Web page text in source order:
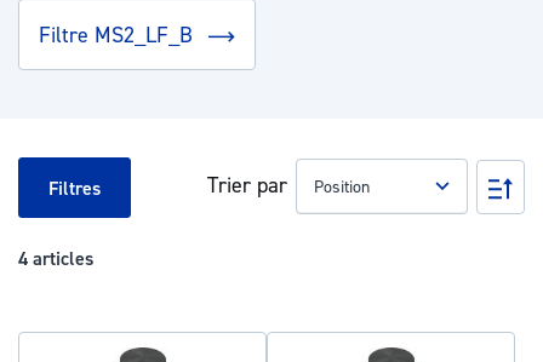
Filtre MS2_LF_B
4 articles
Trier par
Par
Filtres